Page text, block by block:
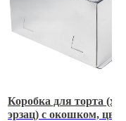
Коробка для торта
эрзац) с окошком, цвет